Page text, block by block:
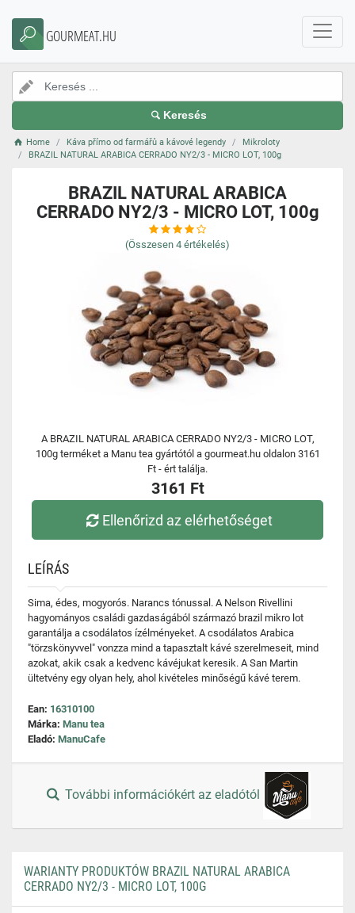
GOURMEAT.HU
Keresés
Home Káva přímo od farmářů a kávové legendy
Mikroloty
BRAZIL NATURAL ARABICA CERRADO NY2/3 - MICRO LOT, 100g
BRAZIL NATURAL ARABICA
CERRADO NY2/3 - MICRO LOT, 100g
(Összesen 4 értékelés)
A BRAZIL NATURAL ARABICA CERRADO NY2/3 - MICRO LOT,
100g terméket a Manu tea gyártótól a gourmeat.hu oldalon 3161
Ft - ért találja.
3161 Ft
Ellenőrizd az elérhetőséget
LEÍRÁS
Sima, édes, mogyorós. Narancs tónussal. A Nelson Rivellini
hagyományos családi gazdaságából származó brazil mikro lot
garantálja a csodálatos ízélményeket. A csodálatos Arabica
"törzskönyvvel" vonzza mind a tapasztalt kávé szerelmeseit, mind
azokat, akik csak a kedvenc kávéjukat keresik. A San Martin
ültetvény egy olyan hely, ahol kivételes minőségű kávé terem.
Ean: 16310100
Márka: Manu tea
Eladó: ManuCafe
További információkért az eladótól
WARIANTY PRODUKTÓW BRAZIL NATURAL ARABICA
CERRADO NY2/3 - MICRO LOT, 100G